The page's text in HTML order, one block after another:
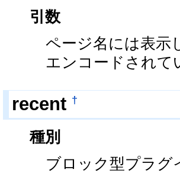
引数
ページ名には表示
エンコードされて
recent †
種別
ブロック型プラグ